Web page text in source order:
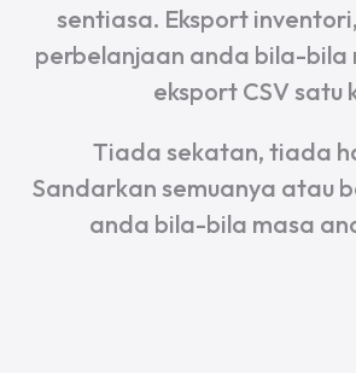
sentiasa. Eksport
perbelanjaan anda bila-bila
eksport CSV satu
Tiada sekatan, tiada
Sandarkan semuanya atau
anda bila-bila masa